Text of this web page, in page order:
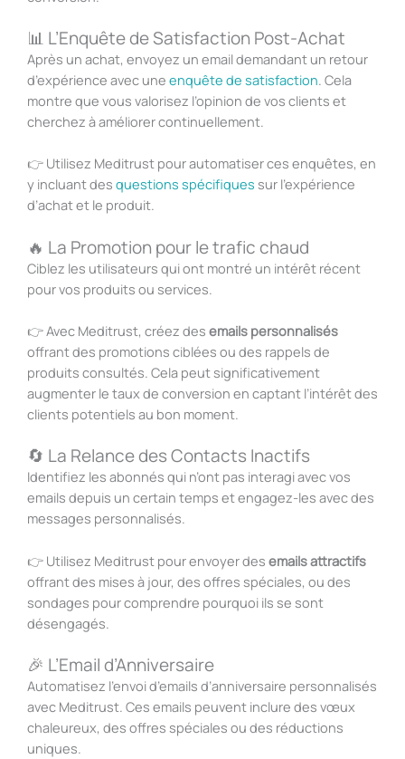
📊 L’Enquête de Satisfaction Post-Achat
Après un achat, envoyez un email demandant un retour
d’expérience avec une enquête de satisfaction. Cela
montre que vous valorisez l’opinion de vos clients et
cherchez à améliorer continuellement.
👉 Utilisez Meditrust pour automatiser ces enquêtes, en
y incluant des questions spécifiques sur l’expérience
d’achat et le produit.
🔥 La Promotion pour le trafic chaud
Ciblez les utilisateurs qui ont montré un intérêt récent
pour vos produits ou services.
👉Avec Meditrust, créez des emails personnalisés
offrant des promotions ciblées ou des rappels de
produits consultés. Cela peut significativement
augmenter le taux de conversion en captant l’intérêt des
clients potentiels au bon moment.
🔄 La Relance des Contacts Inactifs
Identifiez les abonnés qui n’ont pas interagi avec vos
emails depuis un certain temps et engagez-les avec des
messages personnalisés.
👉 Utilisez Meditrust pour envoyer des emails attractifs
offrant des mises à jour, des offres spéciales, ou des
sondages pour comprendre pourquoi ils se sont
désengagés.
🎉 L’Email d’Anniversaire
Automatisez l’envoi d’emails d’anniversaire personnalisés
avec Meditrust. Ces emails peuvent inclure des vœux
chaleureux, des offres spéciales ou des réductions
uniques.